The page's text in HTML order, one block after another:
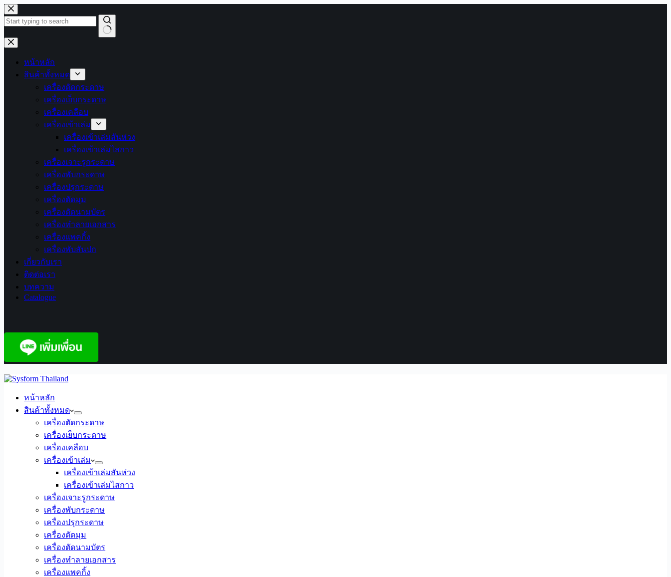
Skip
to
content
No
results
หน้าหลัก
สินค้าทั้งหมด
เครื่องตัดกระดาษ
เครื่องเย็บกระดาษ
เครื่องเคลือบ
เครื่องเข้าเล่ม
เครื่องเข้าเล่มสันห่วง
เครื่องเข้าเล่มไสกาว
เครื่องเจาะรูกระดาษ
เครื่องพับกระดาษ
เครื่องปรุกระดาษ
เครื่องตัดมุม
เครื่องตัดนามบัตร
เครื่องทำลายเอกสาร
เครื่องแพคกิ้ง
เครื่องพับสันปก
เกี่ยวกับเรา
ติดต่อเรา
บทความ
Catalogue
หน้าหลัก
สินค้าทั้งหมด
เครื่องตัดกระดาษ
เครื่องเย็บกระดาษ
เครื่องเคลือบ
เครื่องเข้าเล่ม
เครื่องเข้าเล่มสันห่วง
เครื่องเข้าเล่มไสกาว
เครื่องเจาะรูกระดาษ
เครื่องพับกระดาษ
เครื่องปรุกระดาษ
เครื่องตัดมุม
เครื่องตัดนามบัตร
เครื่องทำลายเอกสาร
เครื่องแพคกิ้ง